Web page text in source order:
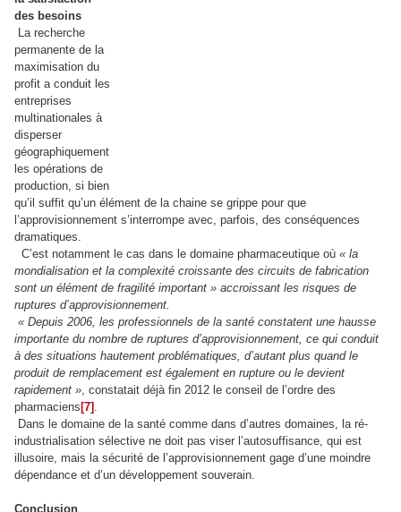
des besoins
La recherche
permanente de la
maximisation du
profit a conduit les
entreprises
multinationales à
disperser
géographiquement
les opérations de
production, si bien
qu’il suffit qu’un élément de la chaine se grippe pour que
l’approvisionnement s’interrompe avec, parfois, des conséquences
dramatiques.
C’est notamment le cas dans le domaine pharmaceutique où « la
mondialisation et la complexité croissante des circuits de fabrication
sont un élément de fragilité important » accroissant les risques de
ruptures d’approvisionnement.
« Depuis 2006, les professionnels de la santé constatent une hausse
importante du nombre de ruptures d’approvisionnement, ce qui conduit
à des situations hautement problématiques, d’autant plus quand le
produit de remplacement est également en rupture ou le devient
rapidement » , constatait déjà fin 2012 le conseil de l’ordre des
pharmaciens[7]
Dans le domaine de la santé comme dans d’autres domaines, la ré-
industrialisation sélective ne doit pas viser l’autosuffisance, qui est
illusoire, mais la sécurité de l’approvisionnement gage d’une moindre
dépendance et d’un développement souverain.
Conclusion